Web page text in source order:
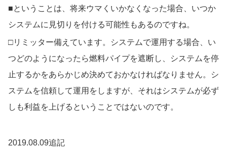
■ということは、将来ウマくいかなくなった場合、いつか
システムに見切りを付ける可能性もあるのですね。
□リミッター備えています。システムで運用する場合、い
つどのようになったら燃料パイプを遮断し、システムを停
止するかをあらかじめ決めておかなければなりません。シ
ステムを信頼して運用をしますが、それはシステムが必ず
しも利益を上げるということではないのです。
2019.08.09追記